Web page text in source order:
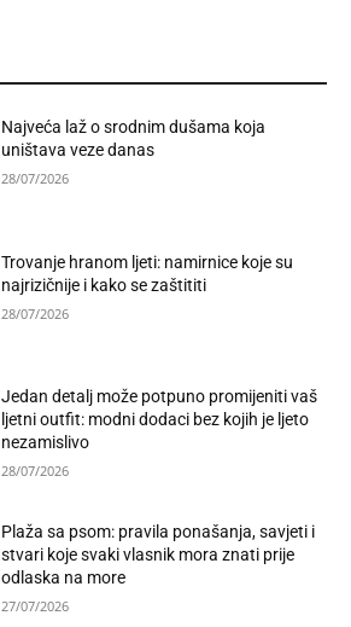
Najveća laž o srodnim dušama koja
uništava veze danas
28/07/2026
Trovanje hranom ljeti: namirnice koje su
najrizičnije i kako se zaštititi
28/07/2026
Jedan detalj može potpuno promijeniti vaš
ljetni outfit: modni dodaci bez kojih je ljeto
nezamislivo
28/07/2026
Plaža sa psom: pravila ponašanja, savjeti i
stvari koje svaki vlasnik mora znati prije
odlaska na more
27/07/2026